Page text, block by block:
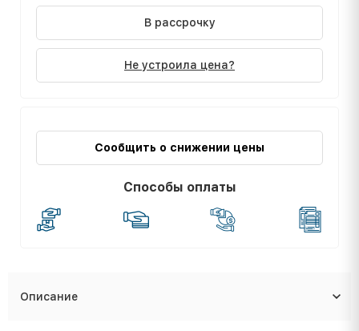
В рассрочку
Не устроила цена?
Сообщить о снижении цены
Способы оплаты
Описание